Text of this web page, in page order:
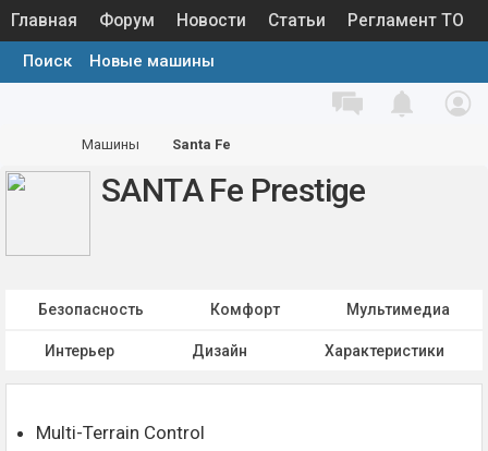
Главная Форум Новости Статьи Регламент ТО
Каталог запчастей Галерея
Поиск Новые машины
Машины Santa Fe
SANTA Fe Prestige
Безопасность Комфорт Мультимедиа
Интерьер Дизайн Характеристики
Multi-Terrain Control